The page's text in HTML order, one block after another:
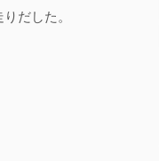
だした。